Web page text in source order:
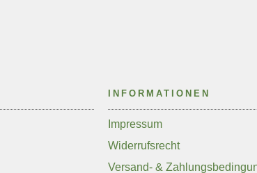
INFORMATIONEN
Impressum
Widerrufsrecht
Versand- &